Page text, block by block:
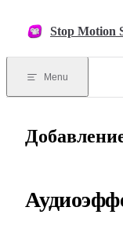
Stop Motion
Menu